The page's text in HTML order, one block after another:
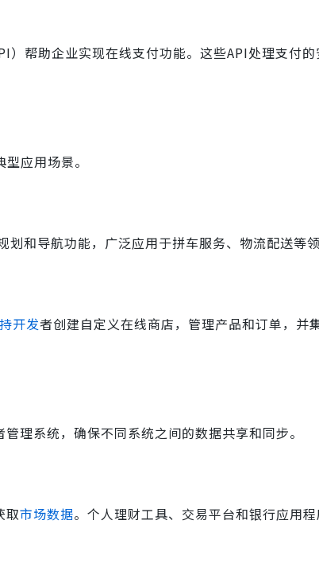
）帮助企业实现在线支付功能。这些API处理支付
应用场景。
和导航功能，广泛应用于拼车服务、物流配送等
开发者创建自定义在线商店，管理产品和订单，并
理系统，确保不同系统之间的数据共享和同步。
取市场数据。个人理财工具、交易平台和银行应用